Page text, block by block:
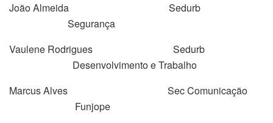
João Almeida Sedurb
Segurança
Vaulene Rodrigues Sedurb
Desenvolvimento e Trabalho
Marcus Alves Sec Comunicação
Funjope